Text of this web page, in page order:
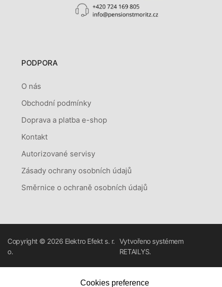
PODPORA
O nás
Obchodní podmínky
Doprava a platba e-shop
Kontakt
Autorizované servisy
Zásady ochrany osobních údajů
Směrnice o ochraně osobních údajů
Copyright © 2026 Elektro Efekt s. r.
o.
Vytvořeno systémem
RETAILYS.
Cookies preference